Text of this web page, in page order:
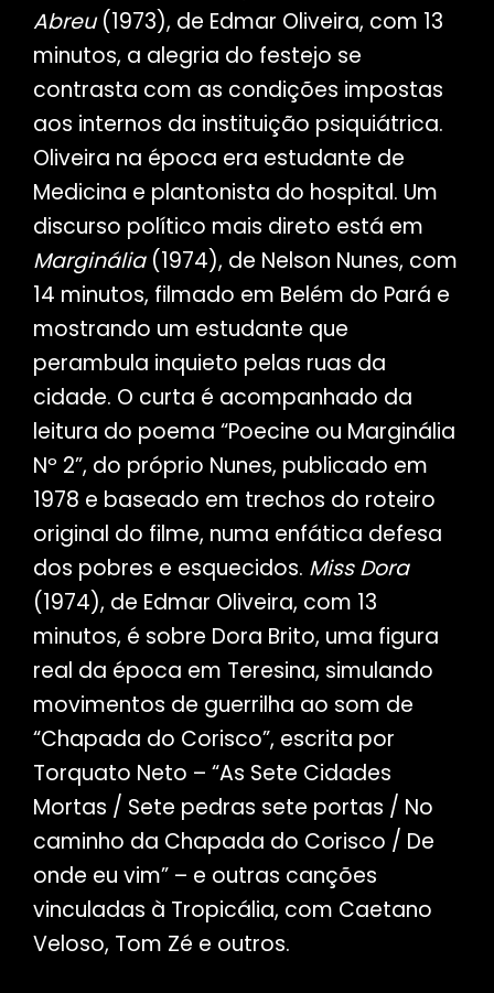
Abreu(1973), de Edmar Oliveira, com 13
minutos, a alegria do festejo se
contrasta com as condições impostas
aos internos da instituição psiquiátrica.
Oliveira na época era estudante de
Medicina e plantonista do hospital. Um
discurso político mais direto está em
Marginália(1974), de Nelson Nunes, com
14 minutos, filmado em Belém do Pará e
mostrando um estudante que
perambula inquieto pelas ruas da
cidade. O curta é acompanhado da
leitura do poema “Poecine ou Marginália
Nº 2”, do próprio Nunes, publicado em
1978 e baseado em trechos do roteiro
original do filme, numa enfática defesa
dos pobres e esquecidos. Miss Dora
(1974), de Edmar Oliveira, com 13
minutos, é sobre Dora Brito, uma figura
real da época em Teresina, simulando
movimentos de guerrilha ao som de
“Chapada do Corisco”, escrita por
Torquato Neto – “As Sete Cidades
Mortas / Sete pedras sete portas / No
caminho da Chapada do Corisco / De
onde eu vim” – e outras canções
vinculadas à Tropicália, com Caetano
Veloso, Tom Zé e outros.